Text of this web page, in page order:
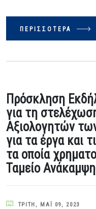
ΠΕΡΙΣΣΌΤΕΡΑ
Πρόσκληση
για τη
Αξιολογητών
για τα έργα και
τα οποία
Ταμείο
ΤΡΊΤΗ, ΜΆΙ 09, 2023